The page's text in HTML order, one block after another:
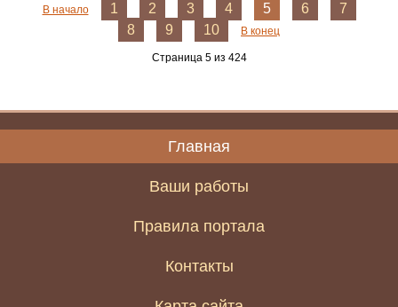
В начало 1 2 3 4 5 6
7
8
9 10 В конец
Страница 5 из 424
Главная
Ваши работы
Правила портала
Контакты